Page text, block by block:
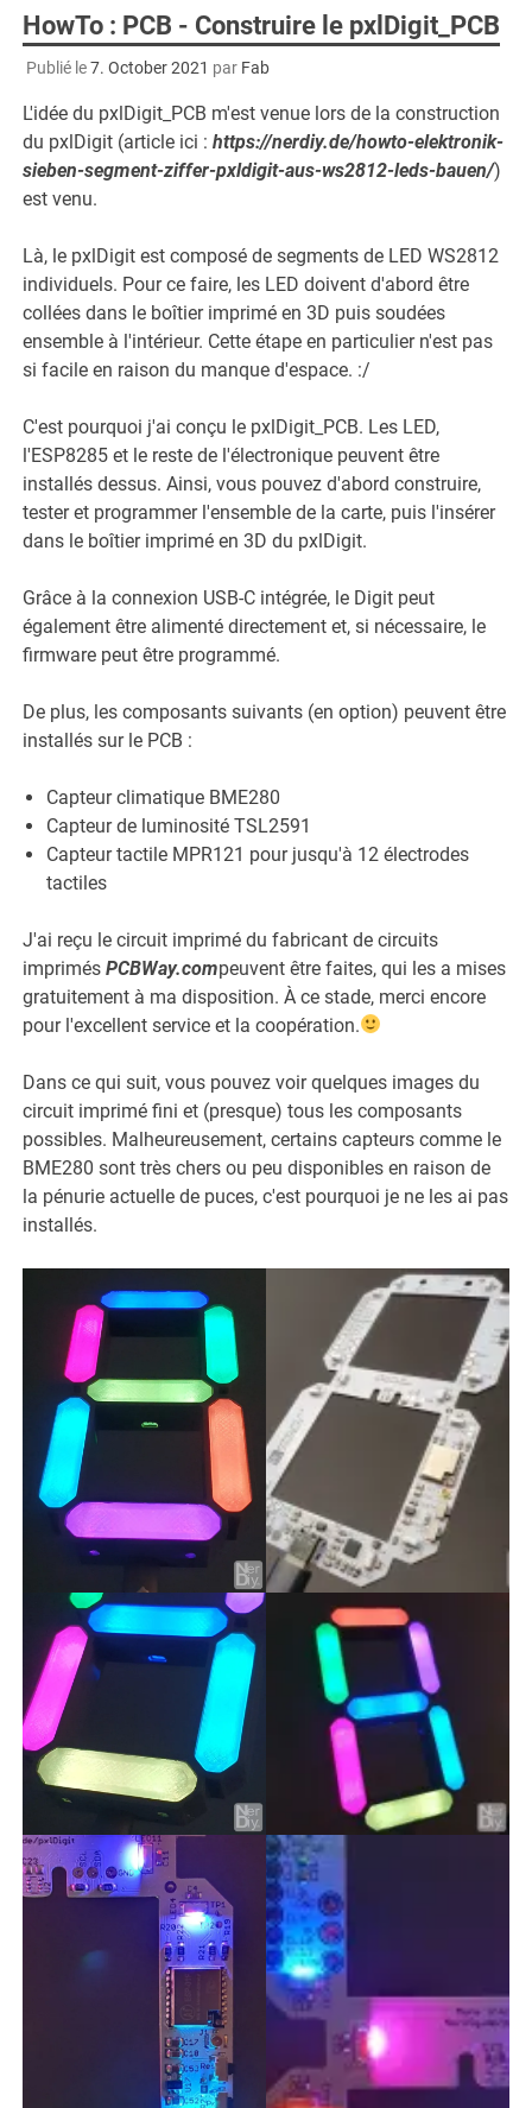
HowTo : PCB - Construire le pxlDigit_PCB
Publié le7. October 2021 par Fab
L'idée du pxlDigit_PCB m'est venue lors de la construction
du pxlDigit (article ici :https://nerdiy.de/howto-elektronik-
sieben-segment-ziffer-pxldigit-aus-ws2812-leds-bauen/)
est venu.
Là, le pxlDigit est composé de segments de LED WS2812
individuels. Pour ce faire, les LED doivent d'abord être
collées dans le boîtier imprimé en 3D puis soudées
ensemble à l'intérieur. Cette étape en particulier n'est pas
si facile en raison du manque d'espace. :/
C'est pourquoi j'ai conçu le pxlDigit_PCB. Les LED,
l'ESP8285 et le reste de l'électronique peuvent être
installés dessus. Ainsi, vous pouvez d'abord construire,
tester et programmer l'ensemble de la carte, puis l'insérer
dans le boîtier imprimé en 3D du pxlDigit.
Grâce à la connexion USB-C intégrée, le Digit peut
également être alimenté directement et, si nécessaire, le
firmware peut être programmé.
De plus, les composants suivants (en option) peuvent être
installés sur le PCB :
Capteur climatique BME280
Capteur de luminosité TSL2591
Capteur tactile MPR121 pour jusqu'à 12 électrodes
tactiles
J'ai reçu le circuit imprimé du fabricant de circuits
imprimésPCBWay.compeuvent être faites, qui les a mises
gratuitement à ma disposition. À ce stade, merci encore
pour l'excellent service et la coopération.
Dans ce qui suit, vous pouvez voir quelques images du
circuit imprimé fini et (presque) tous les composants
possibles. Malheureusement, certains capteurs comme le
BME280 sont très chers ou peu disponibles en raison de
la pénurie actuelle de puces, c'est pourquoi je ne les ai pas
installés.